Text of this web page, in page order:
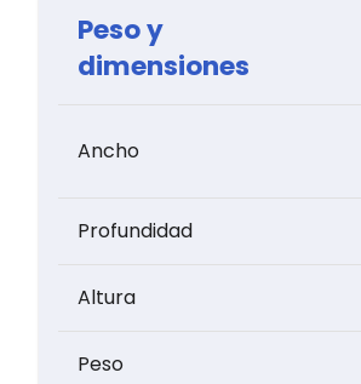
Peso y
dimensiones
Ancho
Profundidad
Altura
Peso